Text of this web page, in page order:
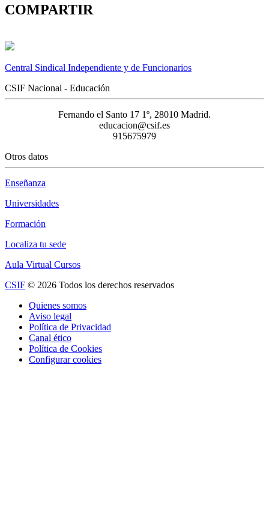
COMPARTIR
Central Sindical Independiente y de Funcionarios
CSIF Nacional - Educación
Fernando el Santo 17 1º, 28010 Madrid.
educacion@csif.es
915675979
Otros datos
Enseñanza
Universidades
Formación
Localiza tu sede
Aula Virtual Cursos
CSIF © 2026 Todos los derechos reservados
Quienes somos
Aviso legal
Política de Privacidad
Canal ético
Política de Cookies
Configurar cookies